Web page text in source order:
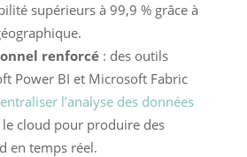
supérieurs à 99,9 % grâce à
renforcé: des outils
Power BI et Microsoft Fabric
l’analyse des données
le cloud pour produire des
en temps réel.